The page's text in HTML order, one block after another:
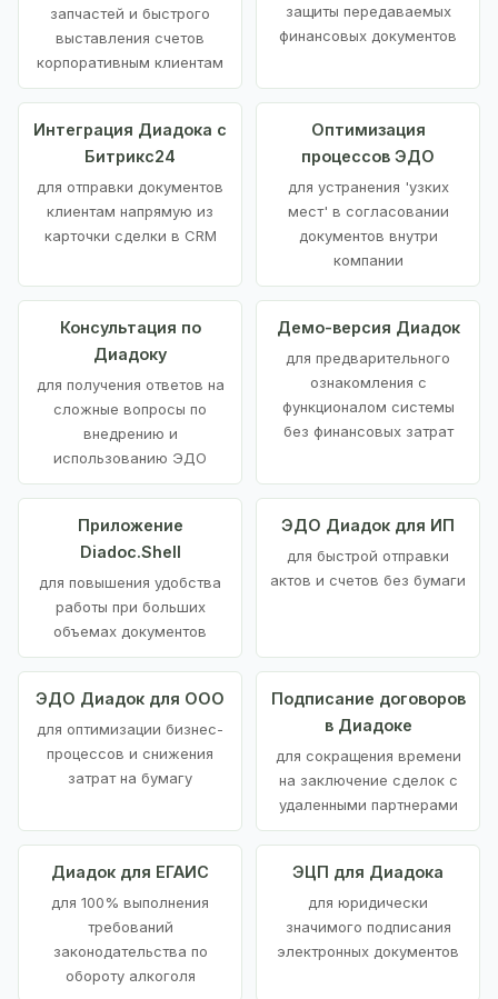
запчастей и быстрого
выставления счетов
корпоративным клиентам
защиты передаваемых
финансовых документов
Интеграция Диадока с
Битрикс24
для отправки документов
клиентам напрямую из
карточки сделки в CRM
Оптимизация
процессов ЭДО
для устранения 'узких
мест' в согласовании
документов внутри
компании
Консультация по
Диадоку
для получения ответов на
сложные вопросы по
внедрению и
использованию ЭДО
Демо-версия Диадок
для предварительного
ознакомления с
функционалом системы
без финансовых затрат
Приложение
Diadoc.Shell
для повышения удобства
работы при больших
объемах документов
ЭДО Диадок для ИП
для быстрой отправки
актов и счетов без бумаги
ЭДО Диадок для ООО
для оптимизации бизнес-
процессов и снижения
затрат на бумагу
Подписание договоров
в Диадоке
для сокращения времени
на заключение сделок с
удаленными партнерами
Диадок для ЕГАИС
для 100% выполнения
требований
законодательства по
обороту алкоголя
ЭЦП для Диадока
для юридически
значимого подписания
электронных документов